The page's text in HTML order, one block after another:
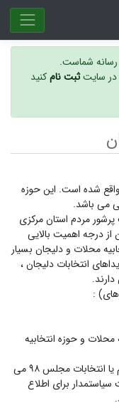
رسانه شماست.
در سایتثبت نامکنید
شده است. این حوزه
مردم استان مرکزی
از درجه اهمیت بالایی
محلات و دلیجان بسیار
انتخابات دلیجان ،
:
محلات و حوزه انتخابیه
کاندیداها و سیاستمداران انتخابات مجلس یازدهم یا انتخابات مجلس ۹۸ می
برای اطلاع